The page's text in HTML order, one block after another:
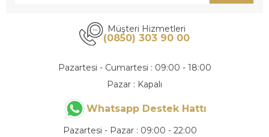
Müşteri Hizmetleri
(0850) 303 90 00
Pazartesi - Cumartesi : 09:00 - 18:00
Pazar : Kapalı
Whatsapp Destek Hattı
Pazartesi - Pazar : 09:00 - 22:00